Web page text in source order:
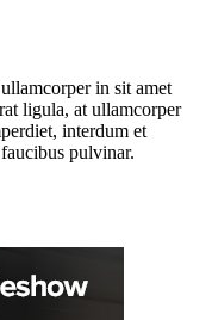
in sit amet
ligula, at ullamcorper
interdum et
pulvinar.